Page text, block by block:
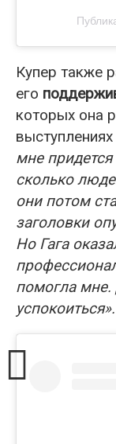
Купер также
его
которых она
мне
сколько
они потом
заголовки
Но Гага
помогла
успокоиться».